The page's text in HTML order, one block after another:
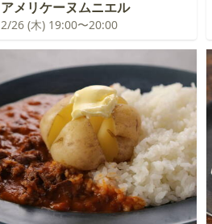
アメリケーヌムニエル
2/26 (木) 19:00〜20:00